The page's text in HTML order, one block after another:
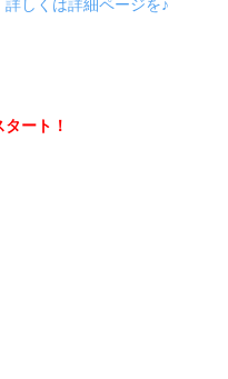
しくは詳細ページを♪
ート！